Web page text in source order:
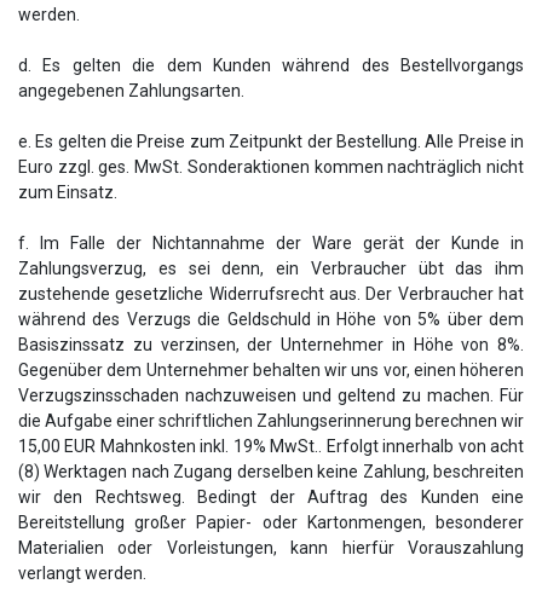
werden.
d. Es gelten die dem Kunden während des Bestellvorgangs
angegebenen Zahlungsarten.
e. Es gelten die Preise zum Zeitpunkt der Bestellung. Alle Preise in
Euro zzgl. ges. MwSt. Sonderaktionen kommen nachträglich nicht
zum Einsatz.
f. Im Falle der Nichtannahme der Ware gerät der Kunde in
Zahlungsverzug, es sei denn, ein Verbraucher übt das ihm
zustehende gesetzliche Widerrufsrecht aus. Der Verbraucher hat
während des Verzugs die Geldschuld in Höhe von 5% über dem
Basiszinssatz zu verzinsen, der Unternehmer in Höhe von 8%.
Gegenüber dem Unternehmer behalten wir uns vor, einen höheren
Verzugszinsschaden nachzuweisen und geltend zu machen. Für
die Aufgabe einer schriftlichen Zahlungserinnerung berechnen wir
15,00 EUR Mahnkosten inkl. 19% MwSt.. Erfolgt innerhalb von acht
(8) Werktagen nach Zugang derselben keine Zahlung, beschreiten
wir den Rechtsweg. Bedingt der Auftrag des Kunden eine
Bereitstellung großer Papier- oder Kartonmengen, besonderer
Materialien oder Vorleistungen, kann hierfür Vorauszahlung
verlangt werden.